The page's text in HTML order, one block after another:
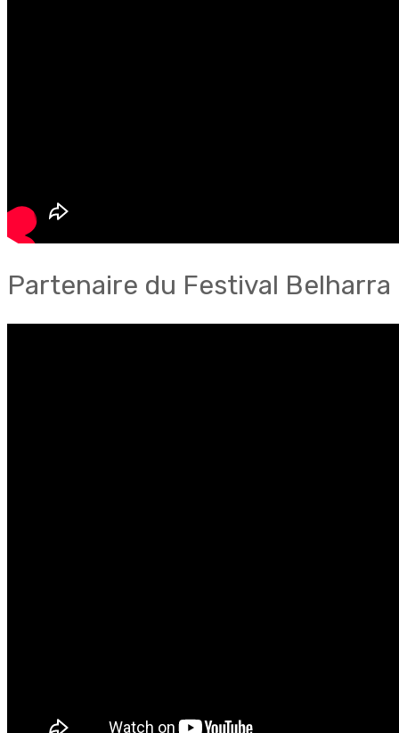
Partenaire du Festival Belharra